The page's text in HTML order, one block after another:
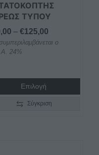
ΤΥΠΟΥ
– €125,00Price
range:
€125,00
ο
24%
Επιλογή
Σύγκριση